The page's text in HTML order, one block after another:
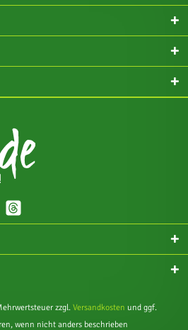
zzgl. Versandkosten und ggf.
wenn nicht anders beschrieben